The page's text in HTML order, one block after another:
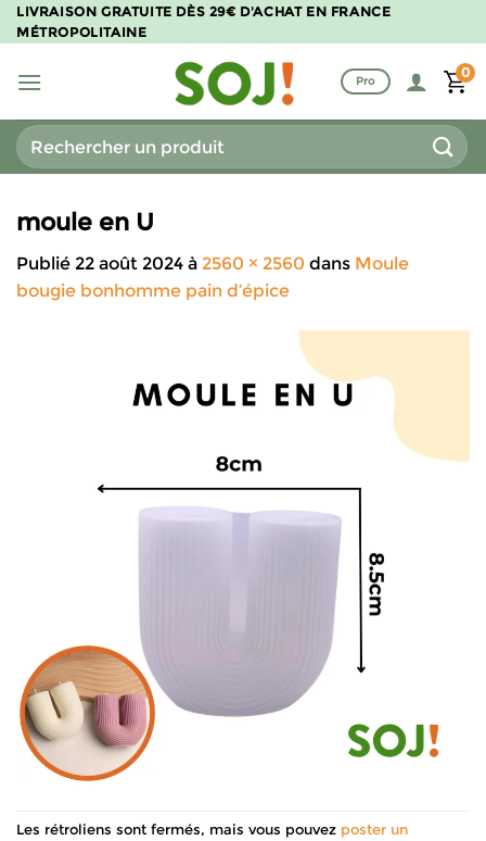
Passer
au
LIVRAISON GRATUITE DÈS 29€ D'ACHAT EN FRANCE
MÉTROPOLITAINE
Pro
0
Recherche
pour :
moule en U
Publié 22 août 2024 à 2560 × 2560 dans Moule
bougie bonhomme pain d’épice
Les rétroliens sont fermés, mais vous pouvez poster un